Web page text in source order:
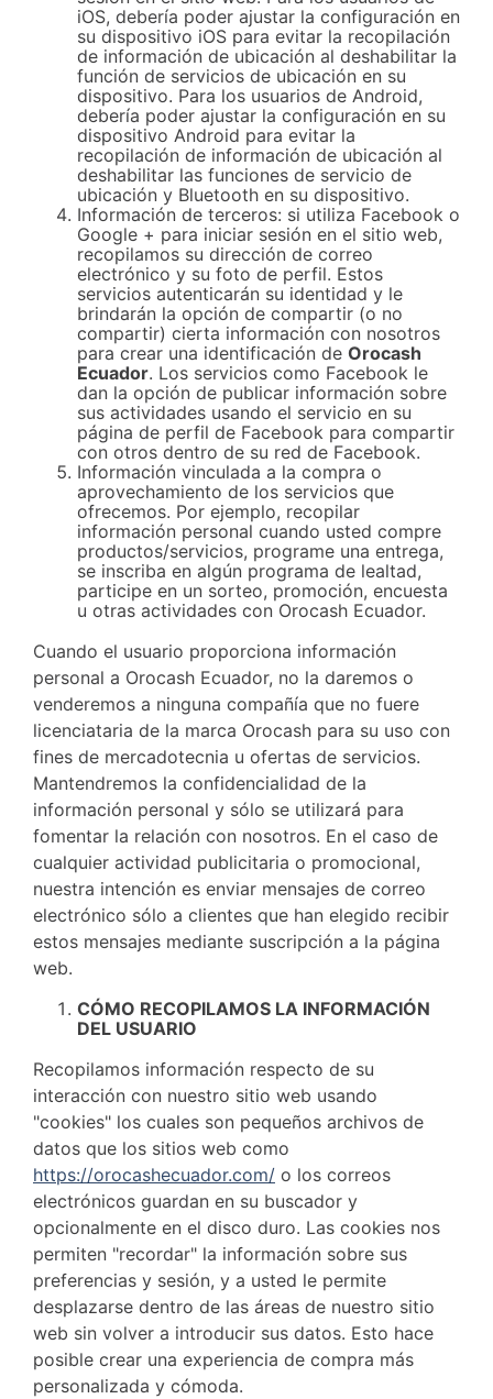
iOS, debería poder ajustar la configuración en
su dispositivo iOS para evitar la recopilación
de información de ubicación al deshabilitar la
función de servicios de ubicación en su
dispositivo. Para los usuarios de Android,
debería poder ajustar la configuración en su
dispositivo Android para evitar la
recopilación de información de ubicación al
deshabilitar las funciones de servicio de
ubicación y Bluetooth en su dispositivo.
Información de terceros: si utiliza Facebook o
Google + para iniciar sesión en el sitio web,
recopilamos su dirección de correo
electrónico y su foto de perfil. Estos
servicios autenticarán su identidad y le
brindarán la opción de compartir (o no
compartir) cierta información con nosotros
para crear una identificación de Orocash
Ecuador. Los servicios como Facebook le
dan la opción de publicar información sobre
sus actividades usando el servicio en su
página de perfil de Facebook para compartir
con otros dentro de su red de Facebook.
Información vinculada a la compra o
aprovechamiento de los servicios que
ofrecemos. Por ejemplo, recopilar
información personal cuando usted compre
productos/servicios, programe una entrega,
se inscriba en algún programa de lealtad,
participe en un sorteo, promoción, encuesta
u otras actividades con Orocash Ecuador.
Cuando el usuario proporciona información
personal a Orocash Ecuador, no la daremos o
venderemos a ninguna compañía que no fuere
licenciataria de la marca Orocash para su uso con
fines de mercadotecnia u ofertas de servicios.
Mantendremos la confidencialidad de la
información personal y sólo se utilizará para
fomentar la relación con nosotros. En el caso de
cualquier actividad publicitaria o promocional,
nuestra intención es enviar mensajes de correo
electrónico sólo a clientes que han elegido recibir
estos mensajes mediante suscripción a la página
web.
CÓMO RECOPILAMOS LA INFORMACIÓN
DEL USUARIO
Recopilamos información respecto de su
interacción con nuestro sitio web usando
"cookies" los cuales son pequeños archivos de
datos que los sitios web como
https://orocashecuador.com/ o los correos
electrónicos guardan en su buscador y
opcionalmente en el disco duro. Las cookies nos
permiten "recordar" la información sobre sus
preferencias y sesión, y a usted le permite
desplazarse dentro de las áreas de nuestro sitio
web sin volver a introducir sus datos. Esto hace
posible crear una experiencia de compra más
personalizada y cómoda.